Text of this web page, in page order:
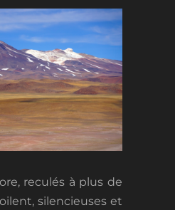
reculés à plus de
silencieuses et